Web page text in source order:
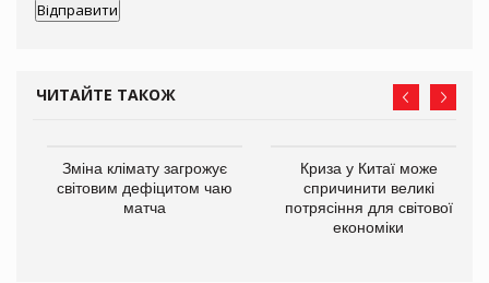
ЧИТАЙТЕ ТАКОЖ
Зміна клімату загрожує
світовим дефіцитом чаю
матча
Криза у Китаї може
спричинити великі
потрясіння для світової
економіки